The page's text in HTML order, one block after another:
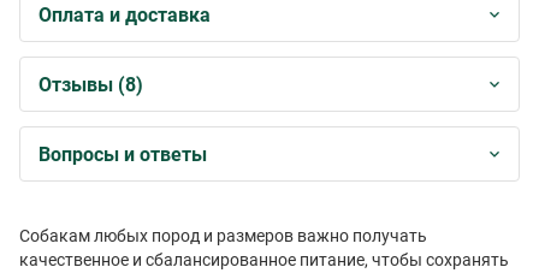
Оплата и доставка
Отзывы (8)
Вопросы и ответы
Собакам любых пород и размеров важно получать
качественное и сбалансированное питание, чтобы сохранять